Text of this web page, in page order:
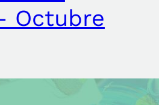
Octubre